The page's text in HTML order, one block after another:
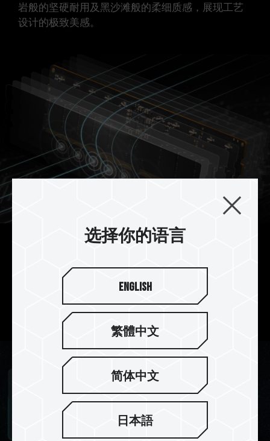
岩般的坚硬耐用及黑沙滩般的柔细质感，展现工艺
设计的极致美感。
采用 10 层专业抗扰的优化 PCB 板提升效能与稳定
度，让玩家体验超频快感及具高稳定性的超频内存
选择你的语言
English
繁體中文
简体中文
日本語